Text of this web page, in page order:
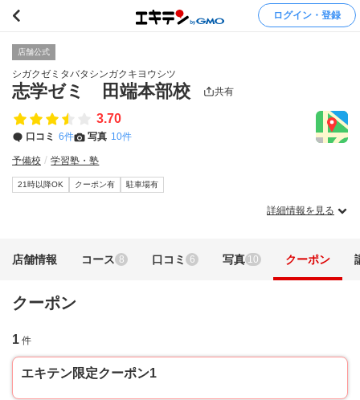
ログイン・登録
店舗公式
シガクゼミタバタシンガクキヨウシツ
志学ゼミ 田端本部校 共有
3.70
口コミ 6件 写真 10件
予備校 学習塾・塾
21時以降OK クーポン有 駐車場有
詳細情報を見る
店舗情報 コース 8 口コミ 6 写真 10 クーポン
クーポン
1 件
エキテン限定クーポン1